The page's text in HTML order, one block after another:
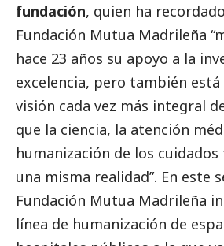
fundación, quien ha
Fundación Mutua Madrileña
hace 23 años su apoyo a la
excelencia, pero también
visión cada vez más integral
que la ciencia, la atención
humanización de los
una misma realidad”. En este
Fundación Mutua Madrileña
línea de humanización de